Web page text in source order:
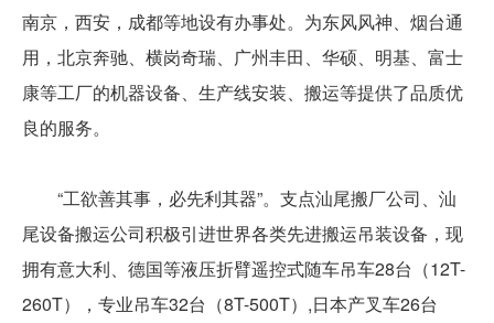
南京，西安，成都等地设有办事处。为东风风神、烟台通
用，北京奔驰、横岗奇瑞、广州丰田、华硕、明基、富士
康等工厂的机器设备、生产线安装、搬运等提供了品质优
良的服务。
“工欲善其事，必先利其器”。支点汕尾搬厂公司、汕
尾设备搬运公司积极引进世界各类先进搬运吊装设备，现
拥有意大利、德国等液压折臂遥控式随车吊车28台（12T-
260T），专业吊车32台（8T-500T）,日本产叉车26台